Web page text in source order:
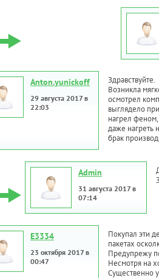
Anton.yunickoff
29 августа 2017 в
22:03
Здравствуйте.
Возникла
осмотрел
выглядело
нагрел
даже нагреть
брак
Admin
31 августа 2017 в
07:14
E3334
23 октября 2017 в
00:47
Покупал эти
пакетах
Предупрежу
Несмотря на
Существенно